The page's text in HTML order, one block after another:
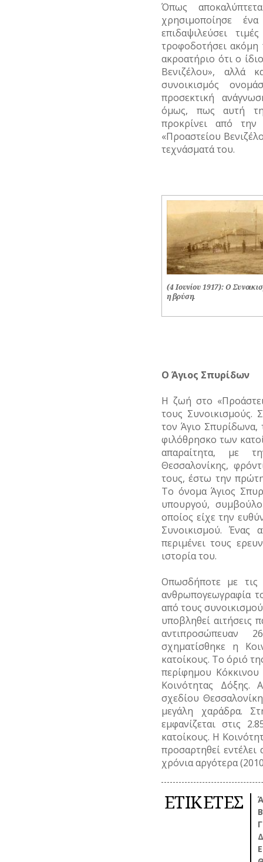
Όπως
χρησιμοποίησε
επιδαψιλεύσει
τροφοδοτήσει ακόμη
ακροατήριο ότι ο
Βενιζέλου», αλλά
συνοικισμός
προσεκτική
όμως, πως αυτή
προκρίνει από
«Προαστείου
τεχνάσματά του.
(4 Ιουνίου 1917): Ο
η βρύση.
Ο Άγιος Σπυρίδων
Η ζωή στο
τους Συνοικισμούς.
τον Άγιο Σπυρίδωνα,
φιλόθρησκο των
απαραίτητα, με
Θεσσαλονίκης,
τους, έστω την
Το όνομα Άγιος
υπουργού,
οποίος είχε την
Συνοικισμού. Ένας
περιμένει τους
ιστορία του.
Οπωσδήποτε με τις
ανθρωπογεωγραφία
από τους
υποβληθεί αιτήσεις
αντιπροσώπευαν
σχηματίσθηκε η
κατοίκους. Το όριό
περίφημου Κόκκινου
Κοινότητας Δόξης.
σχεδίου
μεγάλη χαράδρα.
εμφανίζεται στις
κατοίκους. Η
προσαρτηθεί
χρόνια αργότερα
ΕΤΙΚΕΤΕΣ